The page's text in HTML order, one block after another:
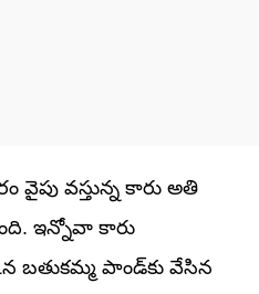
వైపు వస్తున్న కారు అతి
ఇన్నోవా కారు
బతుకమ్మ పాండ్‌కు వేసిన